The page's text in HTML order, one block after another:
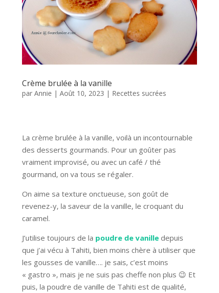
Crème brulée à la vanille
par Annie | Août 10, 2023 | Recettes sucrées
La crème brulée à la vanille, voilà un incontournable
des desserts gourmands. Pour un goûter pas
vraiment improvisé, ou avec un café / thé
gourmand, on va tous se régaler.
On aime sa texture onctueuse, son goût de
revenez-y, la saveur de la vanille, le croquant du
caramel.
J’utilise toujours de la poudre de vanilledepuis
que j’ai vécu à Tahiti, bien moins chère à utiliser que
les gousses de vanille…. je sais, c’est moins
« gastro », mais je ne suis pas cheffe non plus 😉 Et
puis, la poudre de vanille de Tahiti est de qualité,